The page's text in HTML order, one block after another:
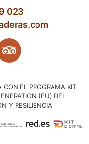
023
CON EL PROGRAMA KIT
(EU) DEL
Y RESILIENCIA.